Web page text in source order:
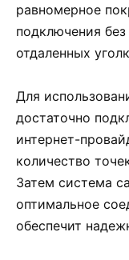
равномерное
подключения
отдаленных
Для
достаточно
интернет-
количество
Затем система
оптимальное
обеспечит